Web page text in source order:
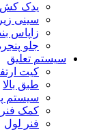
یدک کش
سینی
زاپاس
جلو
سیستم تعلیق
کیت
طبق بالا
سیستم
کمک فنر
فنر لول